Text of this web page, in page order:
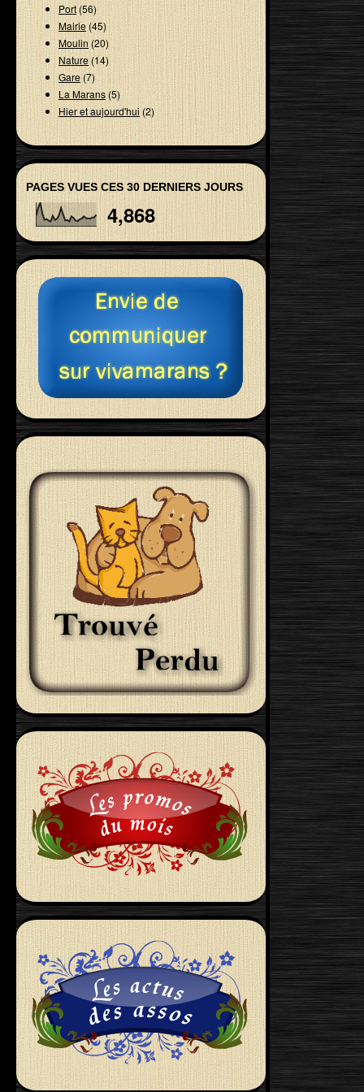
Port(56)
Mairie(45)
Moulin(20)
Nature(14)
Gare (7)
La Marans(5)
Hier et aujourd'hui (2)
PAGES VUES CES 30 DERNIERS JOURS
4,868